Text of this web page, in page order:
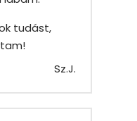
tudást,
Sz.J.